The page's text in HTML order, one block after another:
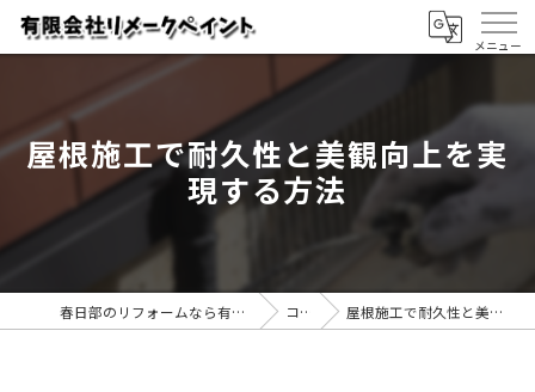
屋根施工で耐久性と美観向上を実
現する方法
春日部のリフォームなら有限会社リメークペイント コラム 屋根施工で耐久性と美観向上を実現する方法